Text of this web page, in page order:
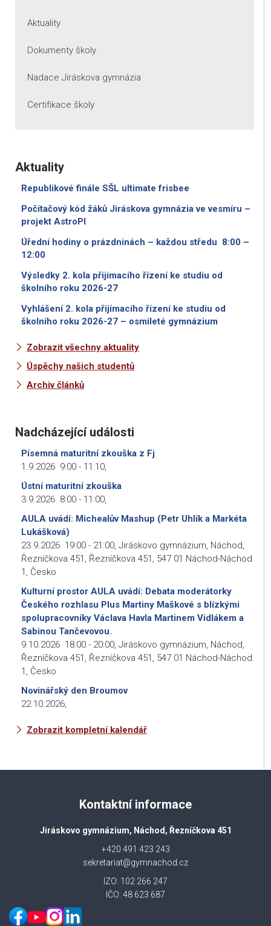
Aktuality
Dokumenty školy
Nadace Jiráskova gymnázia
Certifikace školy
Aktuality
Republikové finále SŠL ultimate frisbee
Počítačový kód žáků Jiráskova gymnázia ve vesmíru –
projekt AstroPI
Úřední hodiny o prázdninách – každou středu 8:00 –
12:00
Výsledky 2. kola přijímacího řízení ke studiu od
školního roku 2026-27
Vyhlášení 2. kola přijímacího řízení ke studiu od
školního roku 2026-27 – osmileté gymnázium
Zobrazit všechny aktuality
Úspěchy našich studentů
Archiv článků
Nadcházející události
Písemná maturitní zkouška z Fj
1.9.2026 9:00 - 11:10,
Ústní maturitní zkouška
3.9.2026 8:00 - 11:00,
AULA uvádí: Michealův Mashup (Petr Uhlík a Markéta
Lukášková)
23.9.2026 19:00 - 21:00, Jiráskovo gymnázium, Náchod,
Řezníčkova 451, Řezníčkova 451, 547 01 Náchod-Náchod
1, Česko
Kulturní prostor AULA uvádí: Debata moderátorky
Českého rozhlasu Plus Martiny Maškové s blízkými
spolupracovníky Václava Havla Martinem Vidlákem a
Sabinou Tančevovou.
9.10.2026 18:00 - 20:00, Jiráskovo gymnázium, Náchod,
Řezníčkova 451, Řezníčkova 451, 547 01 Náchod-Náchod
1, Česko
Novinářský den Broumov
22.10.2026,
Zobrazit kompletní kalendář
Kontaktní informace
Jiráskovo gymnázium, Náchod, Řezníčkova 451
+420 491 423 243
sekretariat@gymnachod.cz
IZO: 102 266 247
IČO: 48 623 687